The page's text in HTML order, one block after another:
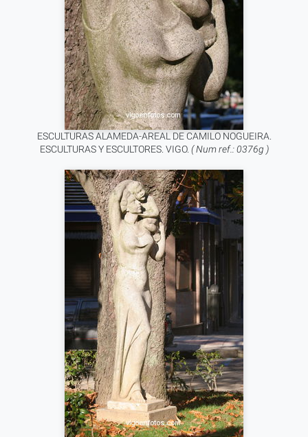
ESCULTURAS ALAMEDA-AREAL DE CAMILO NOGUEIRA.
ESCULTURAS Y ESCULTORES. VIGO. ( Num ref.: 0376g )